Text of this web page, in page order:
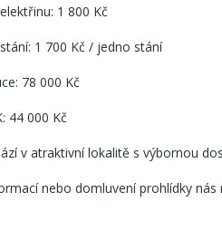
1 800 Kč
1 700 Kč / jedno stání
78 000 Kč
44 000 Kč
v atraktivní lokalitě s výbornou
nebo domluvení prohlídky